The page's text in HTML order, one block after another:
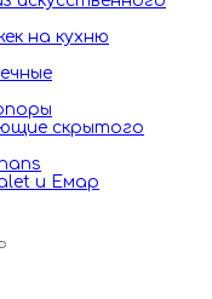
на кухню
скрытого
и Емар